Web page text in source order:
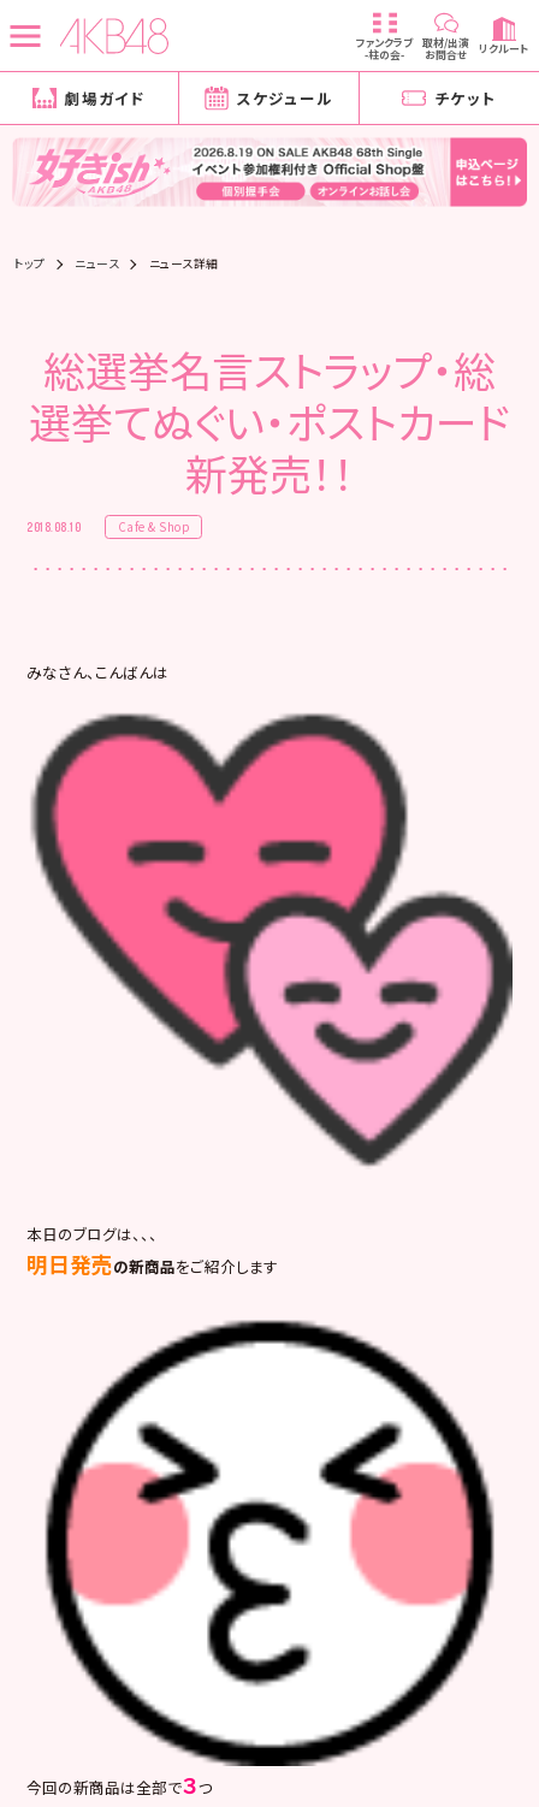
ファンクラブ
-柱の会-
取材/出演
お問合せ リクルート
劇場ガイド スケジュール チケット
トップ ニュース ニュース詳細
総選挙名言ストラップ・総
選挙てぬぐい・ポストカード
新発売！！
2018.08.10 Cafe & Shop
みなさん、こんばんは
本日のブログは、、、
明日発売の新商品をご紹介します
今回の新商品は全部で３つ